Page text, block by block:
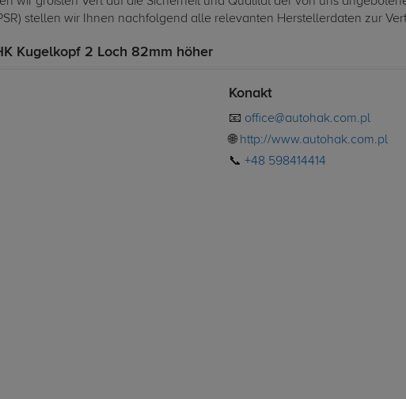
stellen wir Ihnen nachfolgend alle relevanten Herstellerdaten zur
Kugelkopf 2 Loch 82mm höher
Konakt
📧 office@autohak.com.pl
🌐 http://www.autohak.com.pl
📞 +48 598414414